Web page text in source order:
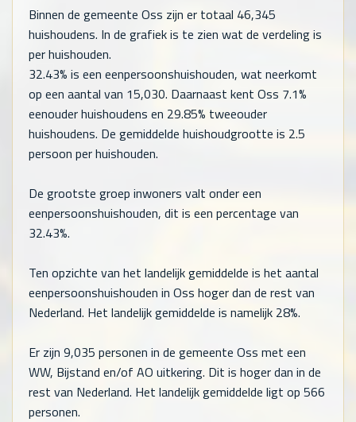
Binnen de gemeente Oss zijn er totaal 46,345
huishoudens. In de grafiek is te zien wat de verdeling is
per huishouden.
32.43% is een eenpersoonshuishouden, wat neerkomt
op een aantal van 15,030. Daarnaast kent Oss 7.1%
eenouder huishoudens en 29.85% tweeouder
huishoudens. De gemiddelde huishoudgrootte is 2.5
persoon per huishouden.
De grootste groep inwoners valt onder een
eenpersoonshuishouden, dit is een percentage van
32.43%.
Ten opzichte van het landelijk gemiddelde is het aantal
eenpersoonshuishouden in Oss hoger dan de rest van
Nederland. Het landelijk gemiddelde is namelijk 28%.
Er zijn 9,035 personen in de gemeente Oss met een
WW, Bijstand en/of AO uitkering. Dit is hoger dan in de
rest van Nederland. Het landelijk gemiddelde ligt op 566
personen.